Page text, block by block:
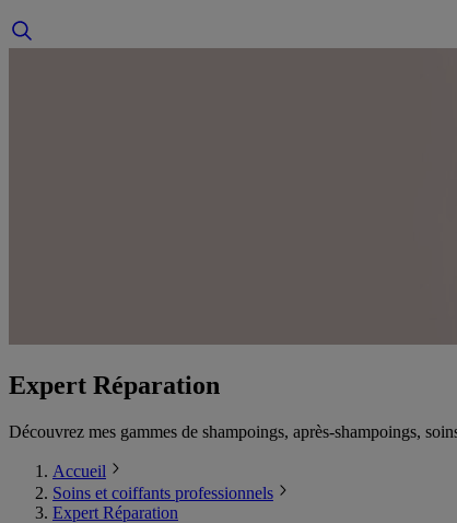
Expert Réparation
Découvrez mes gammes de shampoings, après-shampoings,
Accueil
Soins et coiffants professionnels
Expert Réparation